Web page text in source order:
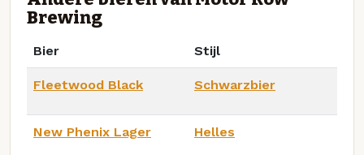
Brewing
Bier Stijl
Fleetwood Black Schwarzbier
New Phenix Lager Helles